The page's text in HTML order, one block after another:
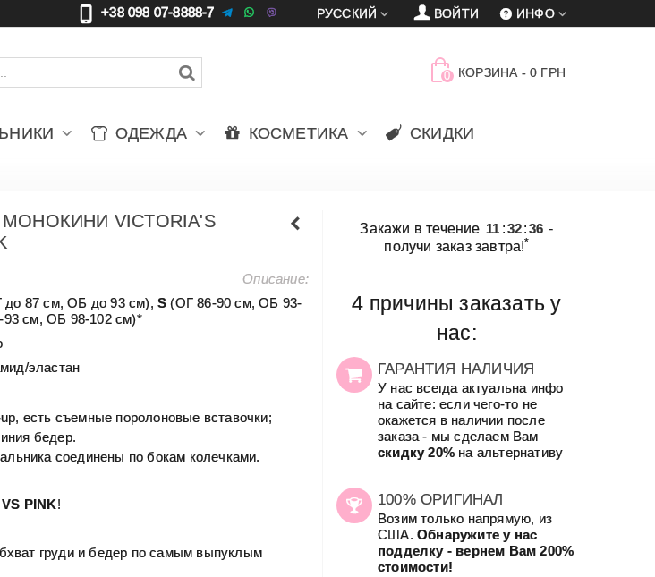
+38 098 07-8888-7 更 車 賈 ИНФО
ВОЙТИ
РУССКИЙ
0 КОРЗИНА - 0 ГРН
ОДЕЖДА КОСМЕТИКА СКИДКИ
VICTORIA'S
Описание:
до 87 см, ОБ до 93 см), S(ОГ 86-90 см, ОБ 93-
93 см, ОБ 98-102 см)*
эластан
есть съемные поролоновые вставочки;
бедер.
соединены по бокам колечками.
VS PINK!
груди и бедер по самым выпуклым
Закажи в течение 11 :32:36 -
получи заказ завтра!*
4 причины заказать у
нас:
ГАРАНТИЯ НАЛИЧИЯ
У нас всегда актуальна инфо
на сайте: если чего-то не
окажется в наличии после
заказа - мы сделаем Вам
скидку 20%на альтернативу
100% ОРИГИНАЛ
Возим только напрямую, из
США. Обнаружите у нас
подделку - вернем Вам 200%
стоимости!